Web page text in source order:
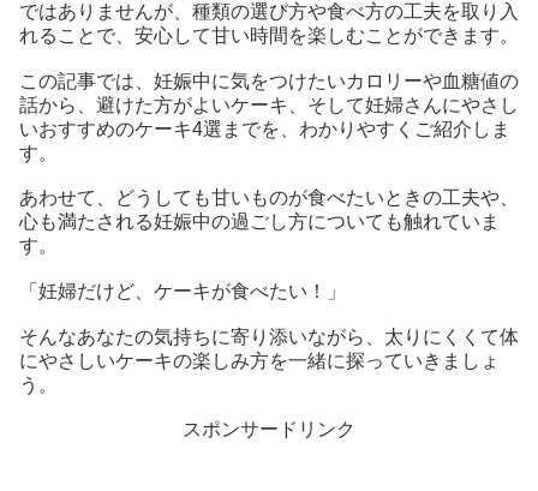
ではありませんが、種類の選び方や食べ方の工夫を取り入
れることで、安心して甘い時間を楽しむことができます。
この記事では、妊娠中に気をつけたいカロリーや血糖値の
話から、避けた方がよいケーキ、そして妊婦さんにやさし
いおすすめのケーキ4選までを、わかりやすくご紹介しま
す。
あわせて、どうしても甘いものが食べたいときの工夫や、
心も満たされる妊娠中の過ごし方についても触れていま
す。
「妊婦だけど、ケーキが食べたい！」
そんなあなたの気持ちに寄り添いながら、太りにくくて体
にやさしいケーキの楽しみ方を一緒に探っていきましょ
う。
スポンサードリンク